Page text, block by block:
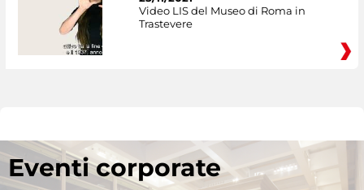
Video LIS del Museo di Roma in
Trastevere
Eventi corporate